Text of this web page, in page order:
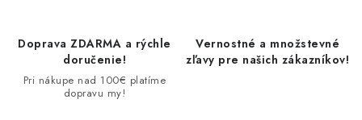
Doprava ZDARMA a rýchle
doručenie!
Pri nákupe nad 100€ platíme
dopravu my!
Vernostné a množstevné
zľavy pre našich zákazníkov!